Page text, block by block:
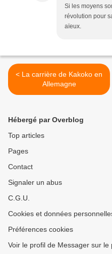
Si les moyens
révolution pour
aïeux.
< La carrière de Kakoko en
Allemagne
Hébergé par Overblog
Top articles
Pages
Contact
Signaler un abus
C.G.U.
Cookies et données
Préférences cookies
Voir le profil de Messager sur le